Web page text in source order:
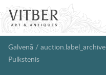
Galvenā / auction.label_archive
Pulkstenis